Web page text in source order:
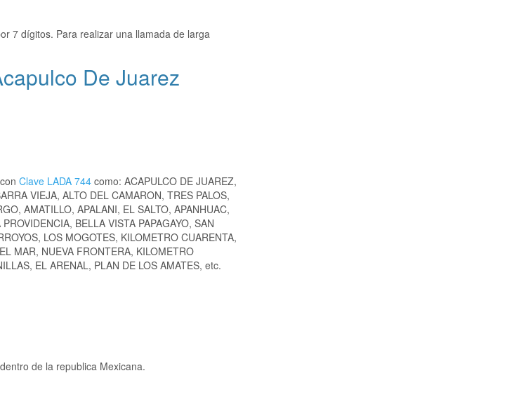
7 dígitos. Para realizar una llamada de larga
De Juarez
Clave LADA 744 como: ACAPULCO DE JUAREZ,
VIEJA, ALTO DEL CAMARON, TRES PALOS,
AMATILLO, APALANI, EL SALTO, APANHUAC,
BELLA VISTA PAPAGAYO, SAN
LOS MOGOTES, KILOMETRO CUARENTA,
MAR, NUEVA FRONTERA, KILOMETRO
EL ARENAL, PLAN DE LOS AMATES, etc.
de la republica Mexicana.